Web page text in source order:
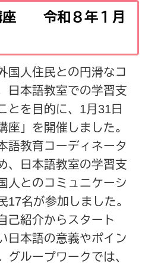
座 令和８年１月
人住民との円滑なコ
日本語教室での学習支
とを目的に、1月31日
座」を開催しました。
語教育コーディネータ
、日本語教室の学習支
人とのコミュニケーシ
17名が参加しました。
己紹介からスタート
日本語の意義やポイン
グループワークでは、